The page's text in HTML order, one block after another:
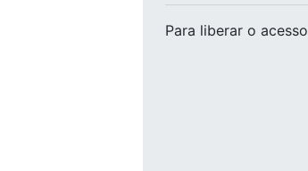
Para liberar o acesso